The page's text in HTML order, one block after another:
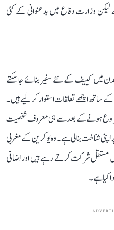
لیکن وزارت دفاع میں بدعنوانی کے کئی
میں کییف کے نئے سفیر بنائے جاسکتے
ساتھ اچھے تعلقات استوار کرلیے ہیں۔
ہونے کے بعد سے ہی معروف شخصیت
شناخت بنالی ہے۔ وہ یوکرین کے مغربی
مستقل شرکت کرتے رہے ہیں اور اضافی
کیا ہے۔